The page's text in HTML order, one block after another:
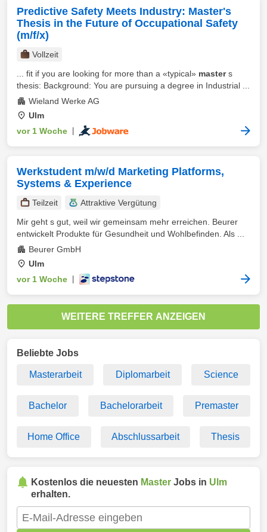
Predictive Safety Meets Industry: Master's
Thesis in the Future of Occupational Safety
(m/f/x)
Vollzeit
... fit if you are looking for more than a «typical» masters
thesis: Background: You are pursuing a degree in Industrial ...
Wieland Werke AG
Ulm
vor 1 Woche
Werkstudent m/w/d Marketing Platforms,
Systems & Experience
Teilzeit
Attraktive Vergütung
Mir geht s gut, weil wir gemeinsam mehr erreichen. Beurer
entwickelt Produkte für Gesundheit und Wohlbefinden. Als ...
Beurer GmbH
Ulm
vor 1 Woche
WEITERE TREFFER ANZEIGEN
Beliebte Jobs
Masterarbeit Diplomarbeit Science
Bachelor Bachelorarbeit Premaster
Home Office Abschlussarbeit Thesis
Kostenlos die neuesten Master Jobs in Ulm
erhalten.